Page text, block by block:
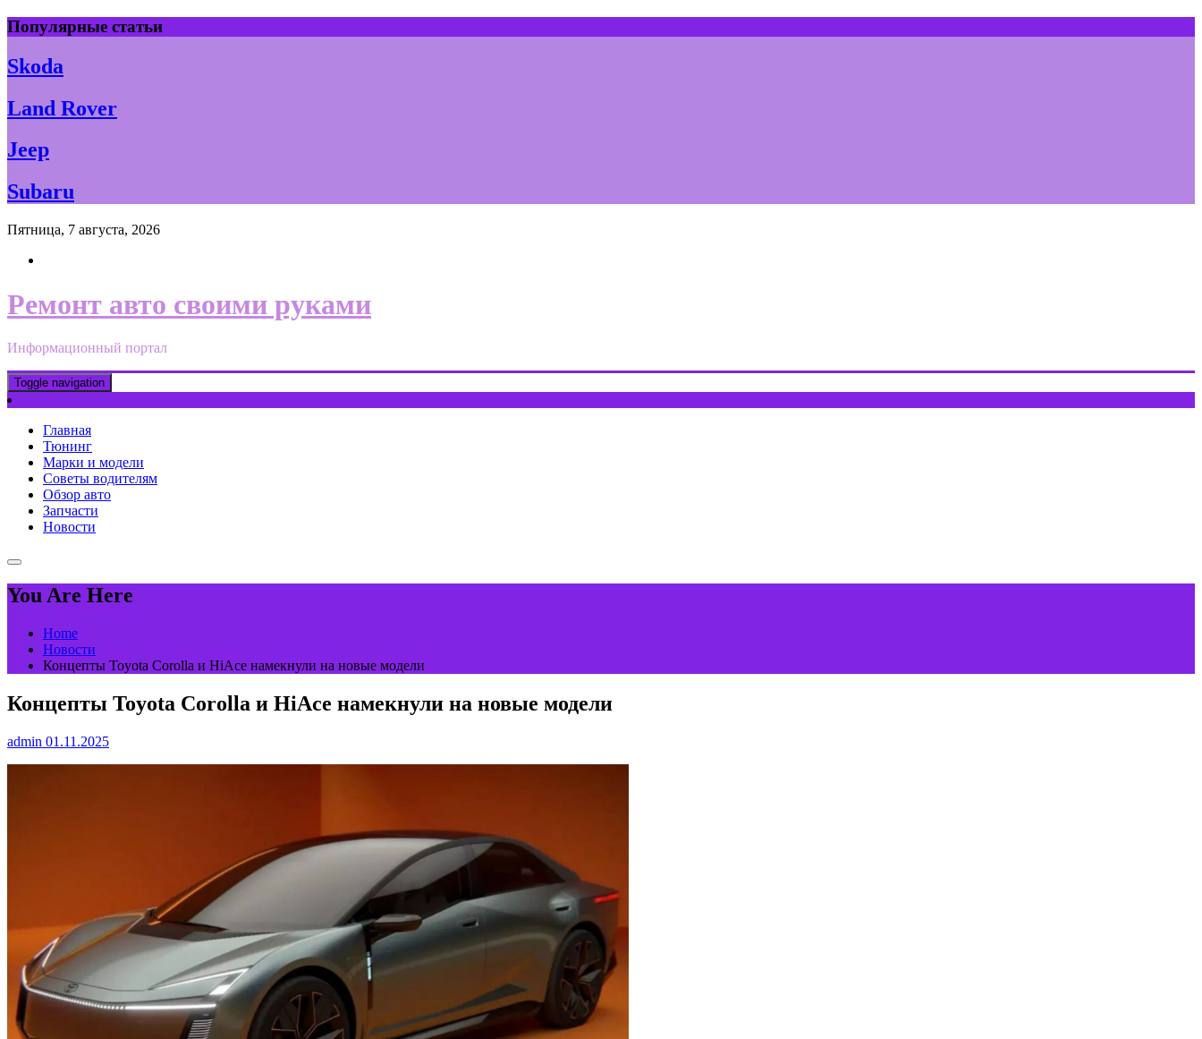
Skip
to
content
Популярные статьи
Skoda
Land Rover
Jeep
Subaru
Пятница, 7 августа, 2026
Ремонт авто своими руками
Информационный портал
Toggle navigation
Главная
Тюнинг
Марки и модели
Советы водителям
Обзор авто
Запчасти
Новости
You Are Here
Home
Новости
Концепты Toyota Corolla и HiAce намекнули на новые модели
Концепты Toyota Corolla и HiAce намекнули на новые модели
admin 01.11.2025